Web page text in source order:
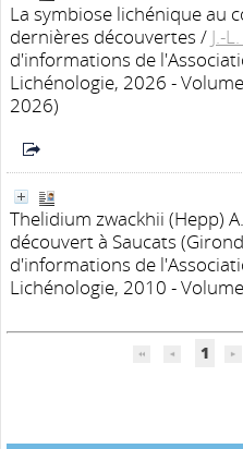
La symbiose lichénique au
dernières découvertes / J.-
d'informations de
Lichénologie, 2026 -
2026)
Thelidium zwackhii (Hepp)
découvert à Saucats
d'informations de
Lichénologie, 2010 -
1